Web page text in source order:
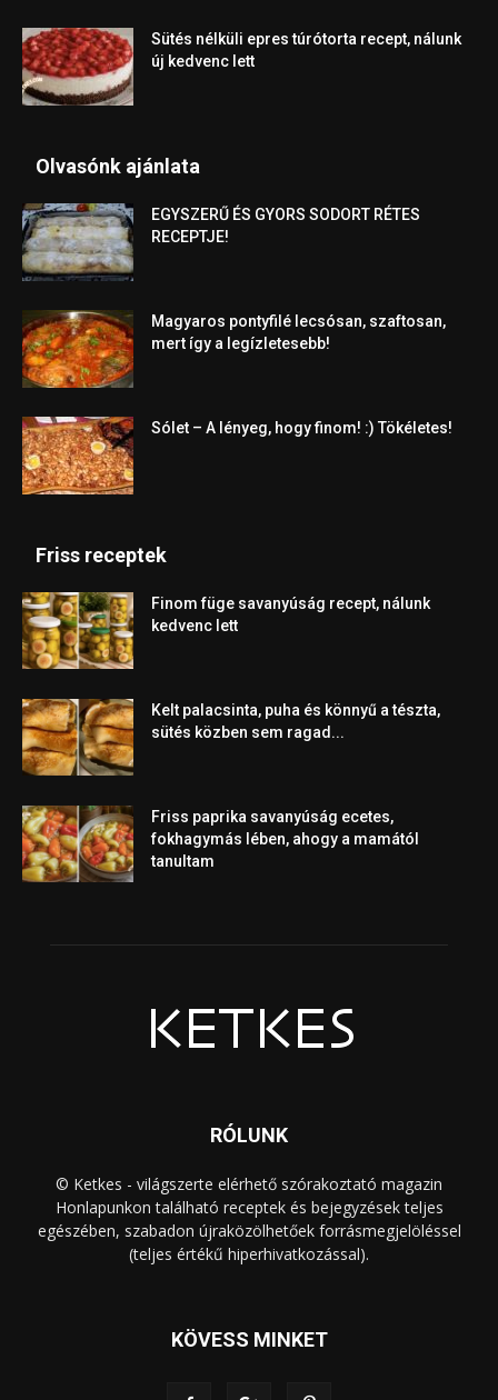
Sütés nélküli epres túrótorta recept, nálunk
új kedvenc lett
Olvasónk ajánlata
EGYSZERŰ ÉS GYORS SODORT RÉTES
RECEPTJE!
Magyaros pontyfilé lecsósan, szaftosan,
mert így a legízletesebb!
Sólet – A lényeg, hogy finom! :) Tökéletes!
Friss receptek
Finom füge savanyúság recept, nálunk
kedvenc lett
Kelt palacsinta, puha és könnyű a tészta,
sütés közben sem ragad...
Friss paprika savanyúság ecetes,
fokhagymás lében, ahogy a mamától
tanultam
RÓLUNK
© Ketkes - világszerte elérhető szórakoztató magazin
Honlapunkon található receptek és bejegyzések teljes
egészében, szabadon újraközölhetőek forrásmegjelöléssel
(teljes értékű hiperhivatkozással).
KÖVESS MINKET